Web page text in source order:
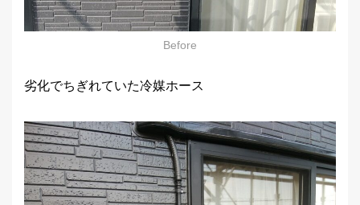
Before
劣化でちぎれていた冷媒ホース